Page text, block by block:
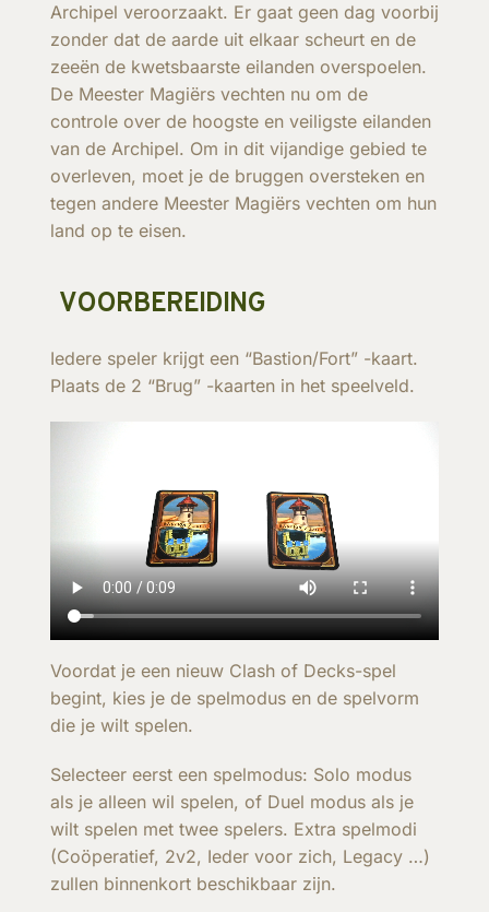
Archipel veroorzaakt. Er gaat geen dag voorbij
zonder dat de aarde uit elkaar scheurt en de
zeeën de kwetsbaarste eilanden overspoelen.
De Meester Magiërs vechten nu om de
controle over de hoogste en veiligste eilanden
van de Archipel. Om in dit vijandige gebied te
overleven, moet je de bruggen oversteken en
tegen andere Meester Magiërs vechten om hun
land op te eisen.
VOORBEREIDING
Iedere speler krijgt een “Bastion/Fort” -kaart.
Plaats de 2 “Brug” -kaarten in het speelveld.
Voordat je een nieuw Clash of Decks-spel
begint, kies je de spelmodus en de spelvorm
die je wilt spelen.
Selecteer eerst een spelmodus: Solo modus
als je alleen wil spelen, of Duel modus als je
wilt spelen met twee spelers. Extra spelmodi
(Coöperatief, 2v2, Ieder voor zich, Legacy …)
zullen binnenkort beschikbaar zijn.